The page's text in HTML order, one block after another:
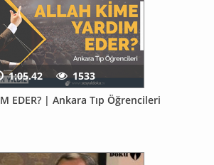
EDER? | Ankara Tıp Öğrencileri
1:05.42 1533